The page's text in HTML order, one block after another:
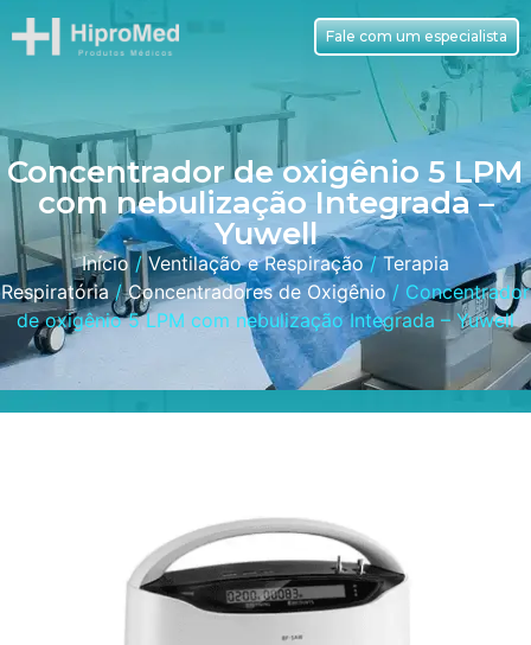
Fale com um especialista
Concentrador de oxigênio 5 LPM
com nebulização Integrada –
Yuwell
Início/Ventilação e Respiração/Terapia
Respiratória /Concentradores de Oxigênio/ Concentrador
de oxigênio 5 LPM com nebulização Integrada – Yuwell